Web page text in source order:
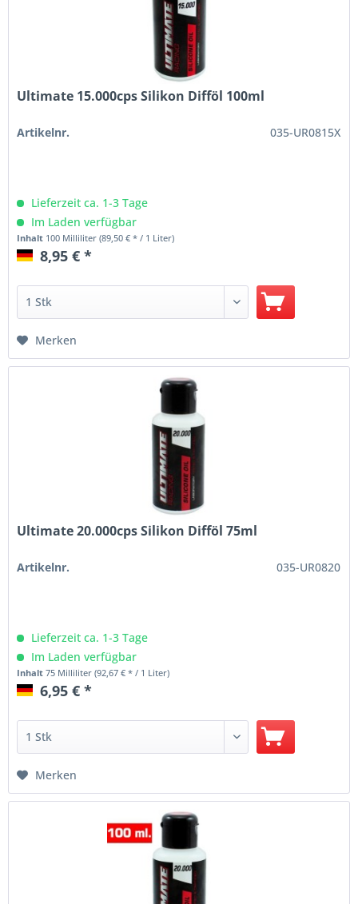
Ultimate 15.000cps Silikon Difföl 100ml
Artikelnr. 035-UR0815X
Lieferzeit ca. 1-3 Tage
Im Laden verfügbar
Inhalt 100 Milliliter(89,50 € * / 1 Liter)
8,95 € *
Merken
Ultimate 20.000cps Silikon Difföl 75ml
Artikelnr. 035-UR0820
Lieferzeit ca. 1-3 Tage
Im Laden verfügbar
Inhalt75 Milliliter(92,67 € * / 1 Liter)
6,95 € *
Merken